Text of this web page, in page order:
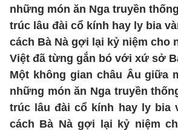
những món ăn Nga truyền
trúc lâu đài cổ kính hay ly bia
cách Bà Nà gợi lại kỷ niệm cho
Việt đã từng gắn bó với xứ sở
Một không gian châu Âu giữa
những món ăn Nga truyền
trúc lâu đài cổ kính hay ly bia
cách Bà Nà gợi lại kỷ niệm